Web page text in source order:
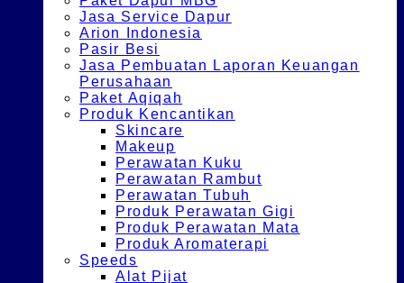
Jasa Service Dapur
Arion Indonesia
Pasir Besi
Jasa Pembuatan Laporan Keuangan
Perusahaan
Paket Aqiqah
Produk Kencantikan
Skincare
Makeup
Perawatan Kuku
Perawatan Rambut
Perawatan Tubuh
Produk Perawatan Gigi
Produk Perawatan Mata
Produk Aromaterapi
Speeds
Alat Pijat